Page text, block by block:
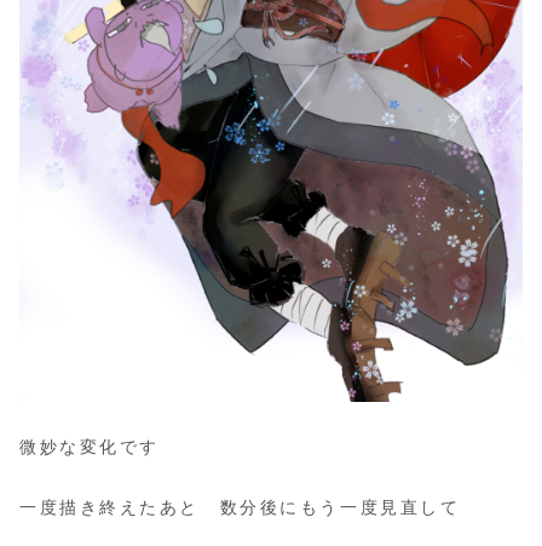
微妙な変化です
一度描き終えたあと 数分後にもう一度見直して